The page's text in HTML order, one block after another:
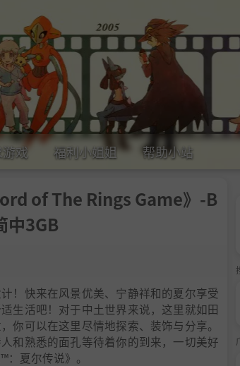
游戏 福利小姐姐 帮助小站
of The Rings Game》-B
中3GB
！快来在风景优美、宁静祥和的夏尔享受
生活吧！对于中土世界来说，这里就如田
你可以在这里尽情地探索、装饰与分享。
和熟悉的面孔等待着你的到来，一切美好
：夏尔传说》。